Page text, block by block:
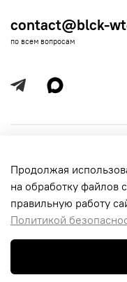
Информация для
contact@blck-
по всем вопросам
© 2016-2026 Black-
Продолжая
на обработку файлов
правильную работу
Политикой